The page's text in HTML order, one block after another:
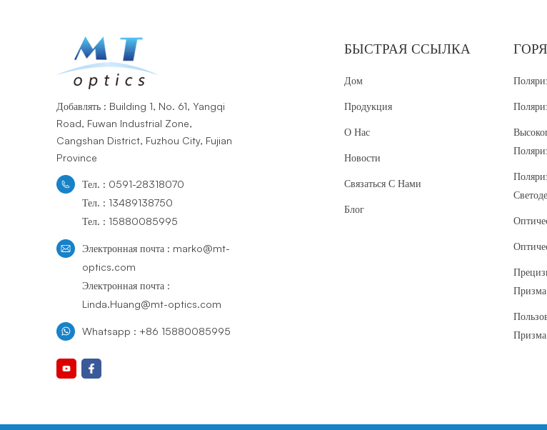
Добавлять : Building 1, No. 61, Yangqi
Road, Fuwan Industrial Zone,
Cangshan District, Fuzhou City, Fujian
Province
Тел. : 0591-28318070
Тел. : 13489138750
Тел. : 15880085995
Электронная почта : marko@mt-
optics.com
Электронная почта :
Linda.Huang@mt-optics.com
Whatsapp : +86 15880085995
БЫСТРАЯ ССЫЛКА
Дом
Продукция
О Нас
Новости
Связаться С Нами
Блог
Призма
Призма